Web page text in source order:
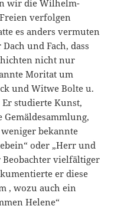
wir die Wilhelm-
verfolgen
es anders vermuten
und Fach, dass
nicht nur
Moritat um
und Witwe Bolte u.
studierte Kunst,
bekannte
oder „Herr und
vielfältiger
er diese
, wozu auch ein
Helene“